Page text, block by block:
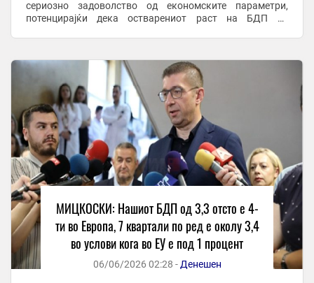
сериозно задоволство од економските параметри,
потенцирајќи дека остварениот раст на БДП со
МИЦКОСКИ: Нашиот БДП од 3,3 отсто е 4-
ти во Европа, 7 квартали по ред е околу 3,4
во услови кога во ЕУ е под 1 процент
06/06/2026 02:28 - Денешен